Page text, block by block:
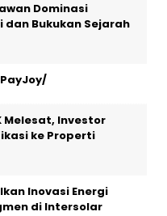
Dominasi
dan Bukukan Sejarah
PayJoy/
Melesat, Investor
ke Properti
Inovasi Energi
di Intersolar